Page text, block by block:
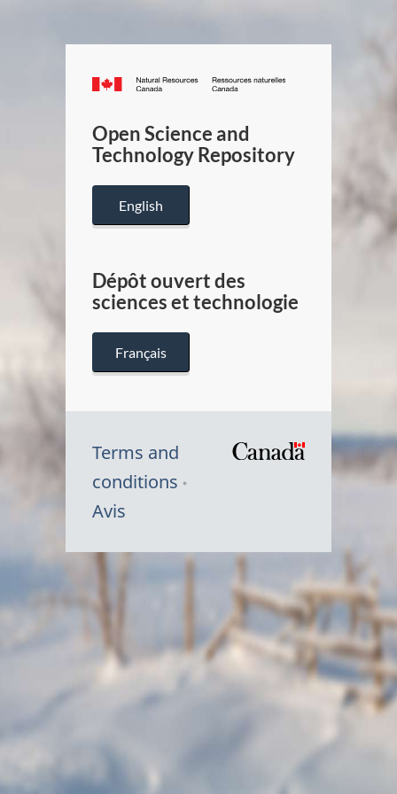
Canada.ca
/
Canada
Open Science and
Technology Repository
English
Dépôt ouvert des
sciences et technologie
Français
Terms and
conditions
Avis
Symbole
Canada